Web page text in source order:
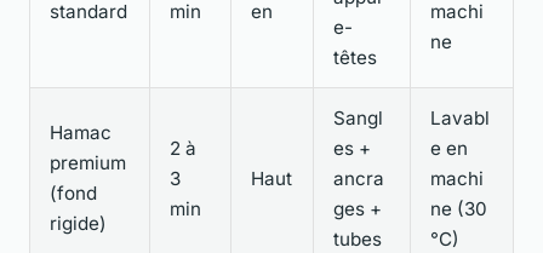
standard
min
en
e-
têtes
machi
ne
Hamac
premium
(fond
rigide)
2 à
3
min
Haut
Sangl
es +
ancra
ges +
tubes
Lavabl
e en
machi
ne (30
°C)